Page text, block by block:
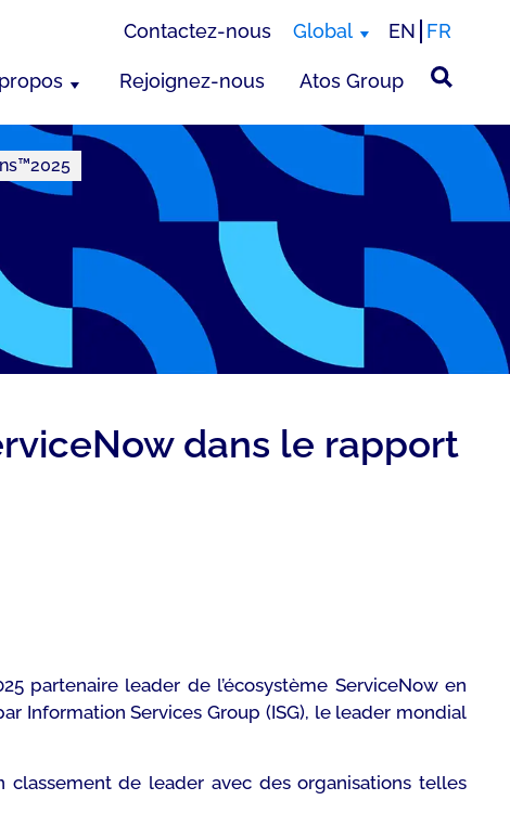
Contactez-nous Global EN FR
Rejoignez-nous Atos Group
dans le rapport
partenaire leader de l’écosystème ServiceNow en
Information Services Group (ISG), le leader mondial
de leader avec des organisations telles